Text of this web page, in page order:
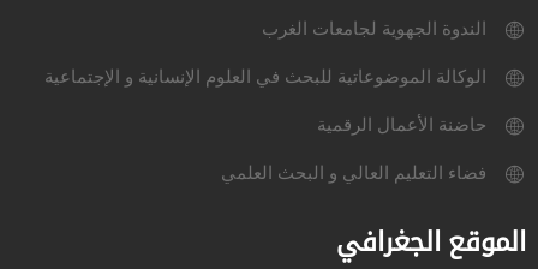
الندوة الجهوية لجامعات الغرب
الوكالة الموضوعاتية للبحث في العلوم الإنسانية و الإجتماعية
حاضنة الأعمال الرقمية
فضاء التعليم العالي و البحث العلمي
الموقع الجغرافي